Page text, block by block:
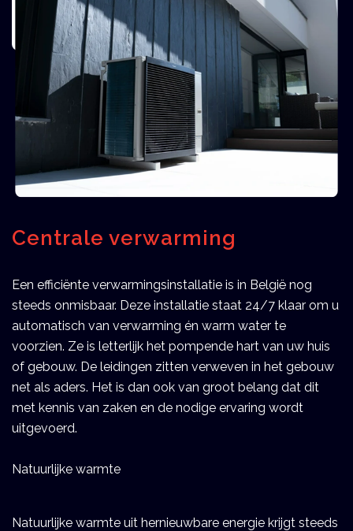
Centrale verwarming
Een efficiënte verwarmingsinstallatie is in België nog
steeds onmisbaar. Deze installatie staat 24/7 klaar om u
automatisch van verwarming én warm water te
voorzien. Ze is letterlijk het pompende hart van uw huis
of gebouw. De leidingen zitten verweven in het gebouw
net als aders. Het is dan ook van groot belang dat dit
met kennis van zaken en de nodige ervaring wordt
uitgevoerd.
Natuurlijke warmte
Natuurlijke warmte uit hernieuwbare energie krijgt steeds